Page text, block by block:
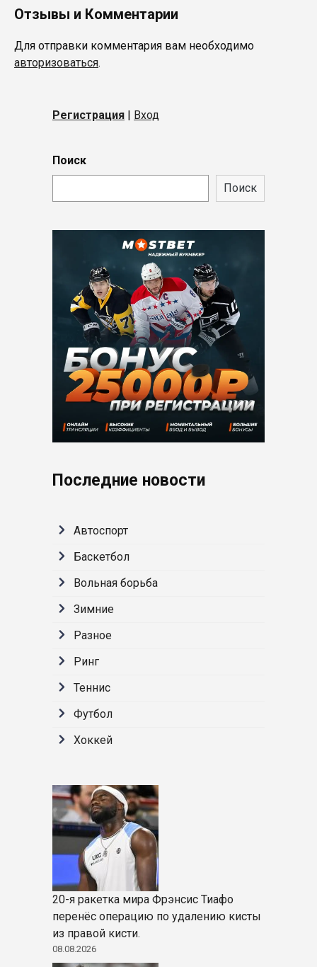
Отзывы и Комментарии
Для отправки комментария вам необходимо
авторизоваться.
Регистрация | Вход
Поиск
Поиск
Последние новости
Автоспорт
Баскетбол
Вольная борьба
Зимние
Разное
Ринг
Теннис
Футбол
Хоккей
20-я ракетка мира Фрэнсис Тиафо
перенёс операцию по удалению кисты
из правой кисти.
08.08.2026